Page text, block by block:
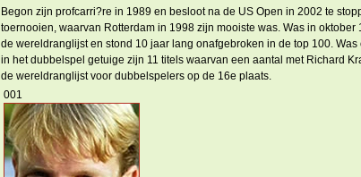
Begon zijn profcarri?re in 1989 en besloot na de US Open in 2002 te
toernooien, waarvan Rotterdam in 1998 zijn mooiste was. Was in oktober
de wereldranglijst en stond 10 jaar lang onafgebroken in de top 100. Was
in het dubbelspel getuige zijn 11 titels waarvan een aantal met Richard
de wereldranglijst voor dubbelspelers op de 16e plaats.
001